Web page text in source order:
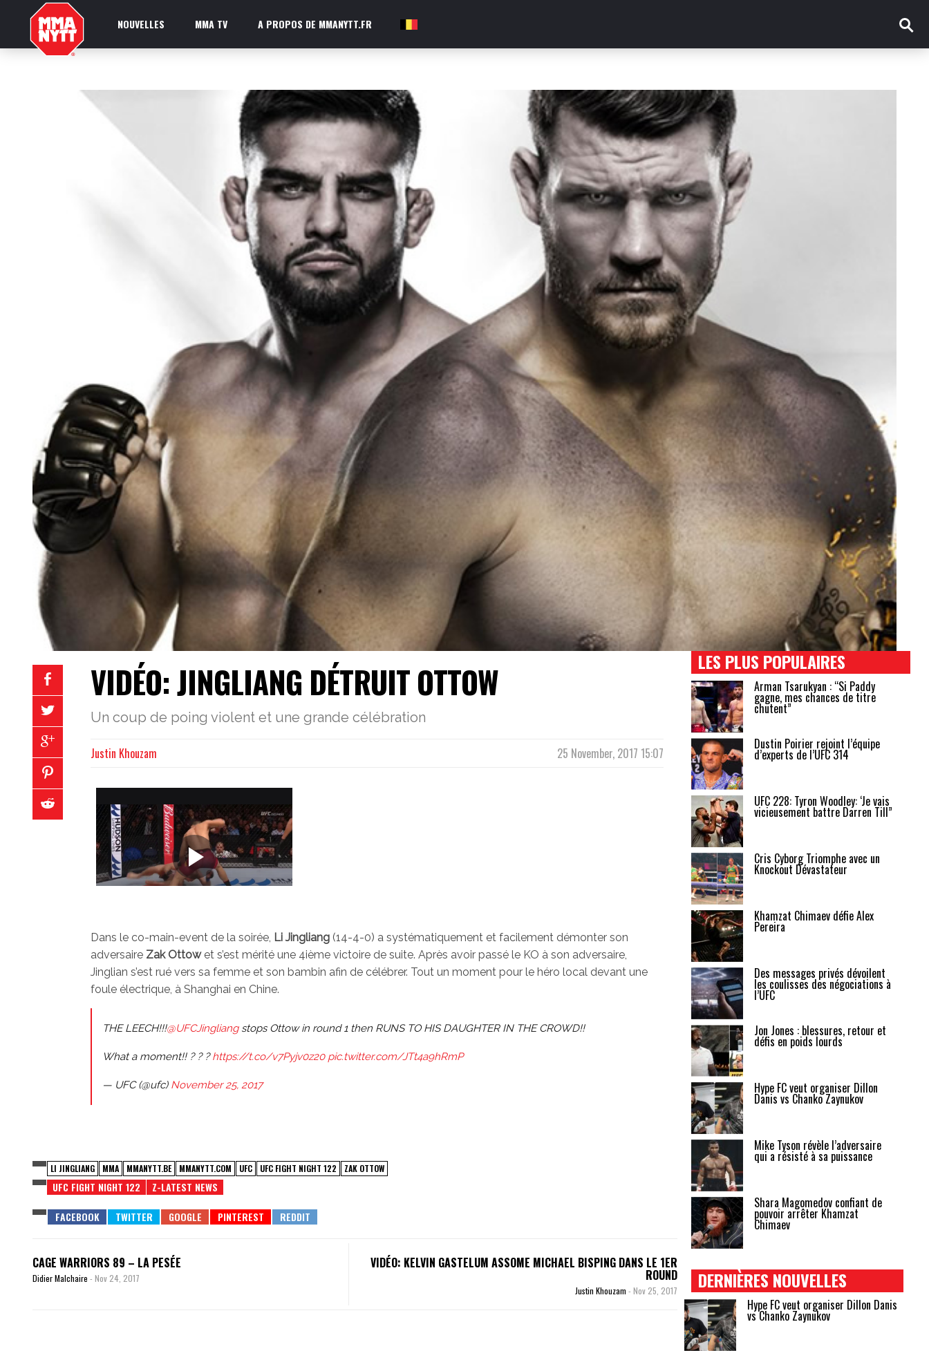
NOUVELLES MMA TV A PROPOS DE MMANYTT.FR FR
VIDÉO: JINGLIANG DÉTRUIT OTTOW
Un coup de poing violent et une grande célébration
25 November, 2017 15:07
Justin Khouzam
Dans le co-main-event de la soirée, Li Jingliang (14-4-0) a systématiquement et facilement démonter son
adversaire Zak Ottow et s’est mérité une 4ième victoire de suite. Après avoir passé le KO à son adversaire,
Jinglian s’est rué vers sa femme et son bambin afin de célébrer. Tout un moment pour le héro local devant une
foule électrique, à Shanghai en Chine.
THE LEECH!!!@UFCJingliangstops Ottow in round 1 then RUNS TO HIS DAUGHTER IN THE CROWD!!
What a moment!! ? ? ?https://t.co/v7Pyjv0z20 pic.twitter.com/JTt4a9hRmP
— UFC (@ufc) November 25, 2017
LI JINGLIANG MMA MMANYTT.BE MMANYTT.COM UFC UFC FIGHT NIGHT 122 ZAK OTTOW
UFC FIGHT NIGHT 122 Z-LATEST NEWS
CAGE WARRIORS 89 – LA PESÉE
Didier Malchaire - Nov 24, 2017
VIDÉO: KELVIN GASTELUM ASSOME MICHAEL BISPING DANS LE 1ER
ROUND
Justin Khouzam - Nov 25, 2017
LES PLUS POPULAIRES
Arman Tsarukyan : “Si Paddy
gagne, mes chances de titre
chutent”
Dustin Poirier rejoint l’équipe
d’experts de l’UFC 314
UFC 228: Tyron Woodley: ‘Je vais
vicieusement battre Darren Till”
Cris Cyborg Triomphe avec un
Knockout Dévastateur
Khamzat Chimaev défie Alex
Pereira
Des messages privés dévoilent
les coulisses des négociations à
l’UFC
Jon Jones : blessures, retour et
défis en poids lourds
Hype FC veut organiser Dillon
Danis vs Chanko Zaynukov
Mike Tyson révèle l’adversaire
qui a résisté à sa puissance
Shara Magomedov confiant de
pouvoir arrêter Khamzat
Chimaev
DERNIÈRES NOUVELLES
Hype FC veut organiser Dillon Danis
vs Chanko Zaynukov